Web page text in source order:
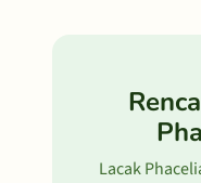
Lacak